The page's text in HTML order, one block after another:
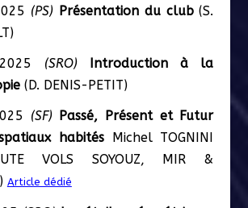
(PS) Présentation du club(S.
(SRO) Introduction à la
(D. DENIS-PETIT)
(SF) Passé, Présent et Futur
habités Michel TOGNINI
VOLS SOYOUZ, MIR &
Article dédié